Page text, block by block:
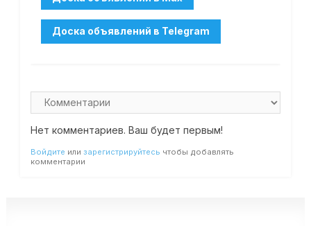
Нет комментариев. Ваш будет первым!
Войдите или зарегистрируйтесь чтобы добавлять
комментарии